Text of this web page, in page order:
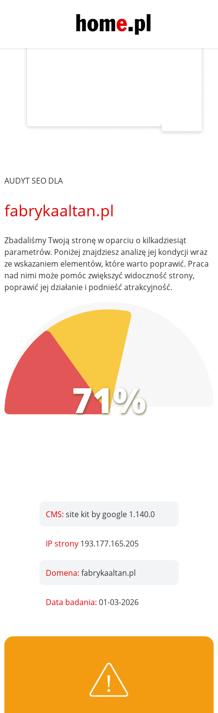
AUDYT SEO DLA
fabrykaaltan.pl
Zbadaliśmy Twoją stronę w oparciu o kilkadziesiąt
parametrów. Poniżej znajdziesz analizę jej kondycji wraz
ze wskazaniem elementów, które warto poprawić. Praca
nad nimi może pomóc zwiększyć widoczność strony,
poprawić jej działanie i podnieść atrakcyjność.
71%
CMS:site kit by google 1.140.0
IP strony 193.177.165.205
Domena:fabrykaaltan.pl
Data badania:01-03-2026